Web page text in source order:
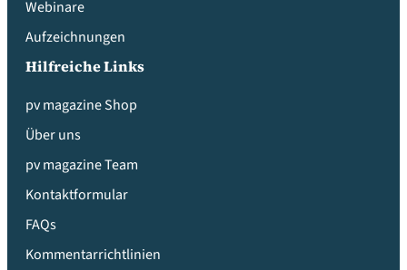
Webinare
Aufzeichnungen
Hilfreiche Links
pv magazine Shop
Über uns
pv magazine Team
Kontaktformular
FAQs
Kommentarrichtlinien